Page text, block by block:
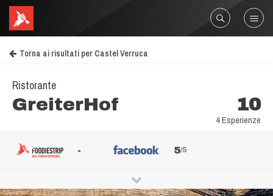
Torna ai risultati per Castel Verruca
Ristorante
GreiterHof 10
4 Esperienze
- 5/5